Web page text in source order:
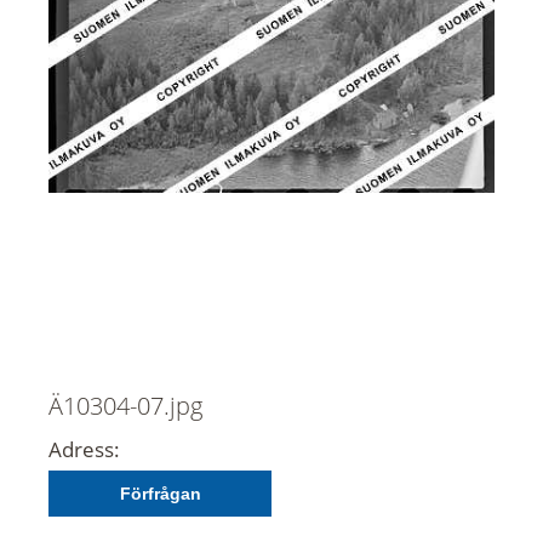
Ä10304-07.jpg
Adress:
Förfrågan